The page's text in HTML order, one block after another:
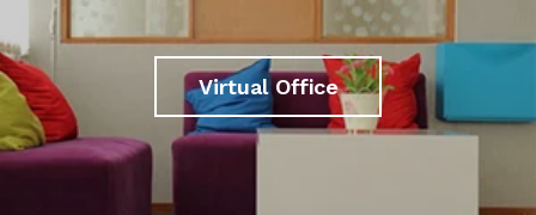
Virtual Office